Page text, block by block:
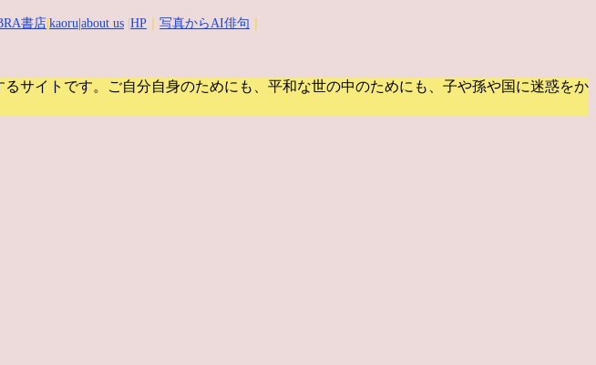
書店 kaoru |about us HP 写真からAI俳句
サイトです。
ご自分自身のためにも、平和な世の中のためにも、子や孫や国に迷惑をか